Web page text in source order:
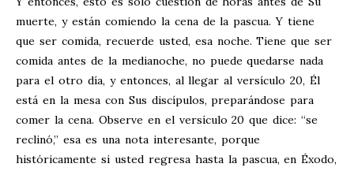
muerte, y están comiendo la cena de la pascua. Y tiene
que ser comida, recuerde usted, esa noche. Tiene que ser
comida antes de la medianoche, no puede quedarse nada
para el otro día, y entonces, al llegar al versículo 20, Él
está en la mesa con Sus discípulos, preparándose para
comer la cena. Observe en el versículo 20 que dice: “se
reclinó,” esa es una nota interesante, porque
históricamente si usted regresa hasta la pascua, en Éxodo,